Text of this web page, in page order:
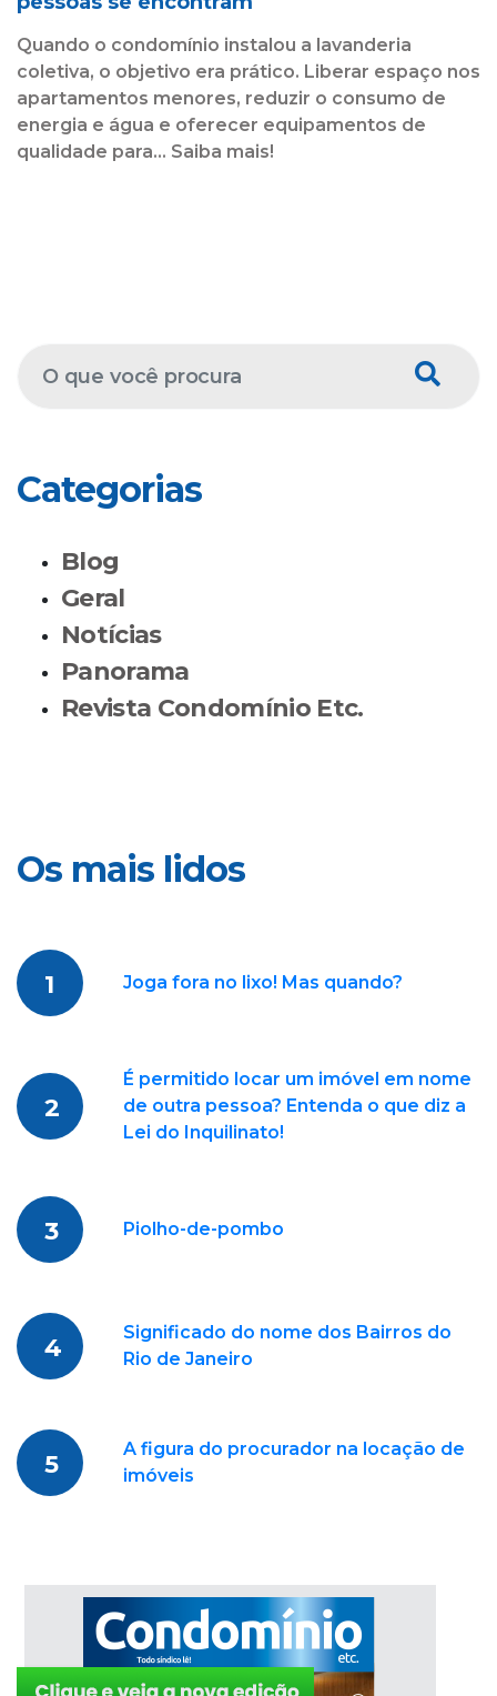
Quando o condomínio instalou a lavanderia
coletiva, o objetivo era prático. Liberar espaço nos
apartamentos menores, reduzir o consumo de
energia e água e oferecer equipamentos de
qualidade para... Saiba mais!
Categorias
Blog
Geral
Notícias
Panorama
Revista Condomínio Etc.
Os mais lidos
1 Joga fora no lixo! Mas quando?
2
É permitido locar um imóvel em nome
de outra pessoa? Entenda o que diz a
Lei do Inquilinato!
3 Piolho-de-pombo
4
Significado do nome dos Bairros do
Rio de Janeiro
5
A figura do procurador na locação de
imóveis